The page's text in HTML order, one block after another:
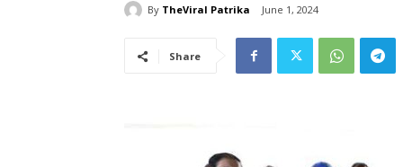
By TheViral Patrika June 1, 2024
Share